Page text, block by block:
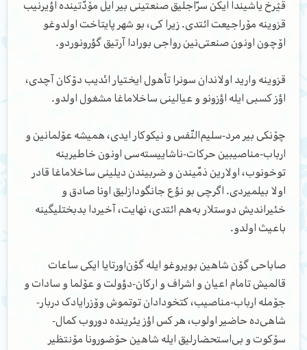
قؽرخ یاشیندا ایکن سرّاجلیق صنعتینی بیر ایل مۆدّتینده اؤیرنیب
قزوینه مۆراجیعت ائتدی. زیرا کی، بو شهر پایتاخت اولدوغو
اۆچون اونون صنعتی‌نین رواجی بورادا آرتیق گؤرونوردو.
قزوینه وارید اولاندان سونرا تأهول ایختیار ائدیب دۆکان آچدی،
اؤز کسبی ایله اؤزونو و عیالینی ساخلاماغا مشغول اولدو.
چۆنکی بیر مرد-سلیم‌النّفس و نیکوکار ایدی، همیشه عۆلمانین و
ارباب-مناصیبین حرکات-ناشاییسته‌سی اونون خاطیرینه
توخونوب، اولارین ذمّیندن و ضربیندن دیلینی ساخلاماغا قادر
اولا بیلمیردی. اگرچی بو نؤع جانگودازلیق اونا صادق و
خئیراندیش دوستلار به‌هم ائتدی، نهایت، آخیردا بدبختلیگینه
باعیث اولدو.
صاباحی گۆن شاهین بویروغو ایله گۆن‌اورتایا ایکی ساعات
قالمیش تامام اعیان و اشراف و ارکان-دؤولت و عۆلما و سادات و
ج‍ۆمله ارباب-مناصیب، کتخودادان توتموش وۆزرایادک دربار-
شاهی‌ده حاضیر اولوب، هر کس اؤز یئرینده دوروب کمال-
سۆکوت و بی‌استحضارلیق ایله شاهین حۆضورونا مۆنتظیر